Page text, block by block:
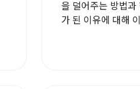
을 덜어주는 방법
가 된 이유에 대해